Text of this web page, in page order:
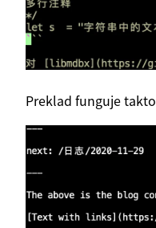
Preklad funguje takto